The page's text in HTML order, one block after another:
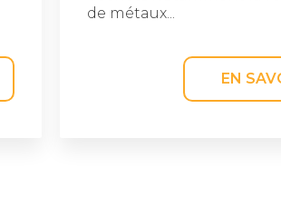
de métaux...
EN